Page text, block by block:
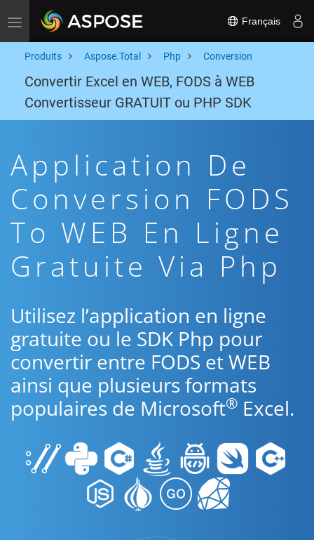
Toggle navigation Français
Produits Aspose.Total Php Conversion
Convertir Excel en WEB, FODS à WEB
Convertisseur GRATUIT ou PHP SDK
Application De
Conversion FODS
To WEB En Ligne
Gratuite Via Php
Utilisez l’application en ligne
gratuite ou le SDK Php pour
convertir entre FODS et WEB
ainsi que plusieurs formats
populaires de Microsoft® Excel.